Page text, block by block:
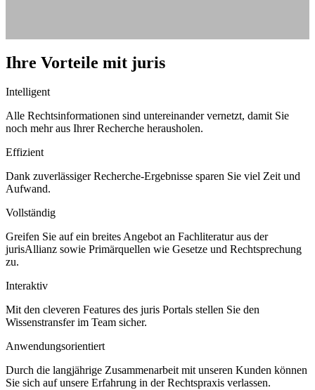
Ihre Vorteile mit juris
Intelligent
Alle Rechtsinformationen sind untereinander vernetzt, damit Sie
noch mehr aus Ihrer Recherche herausholen.
Effizient
Dank zuverlässiger Recherche-Ergebnisse sparen Sie viel Zeit und
Aufwand.
Vollständig
Greifen Sie auf ein breites Angebot an Fachliteratur aus der
jurisAllianz sowie Primärquellen wie Gesetze und Rechtsprechung
zu.
Interaktiv
Mit den cleveren Features des juris Portals stellen Sie den
Wissenstransfer im Team sicher.
Anwendungsorientiert
Durch die langjährige Zusammenarbeit mit unseren Kunden können
Sie sich auf unsere Erfahrung in der Rechtspraxis verlassen.